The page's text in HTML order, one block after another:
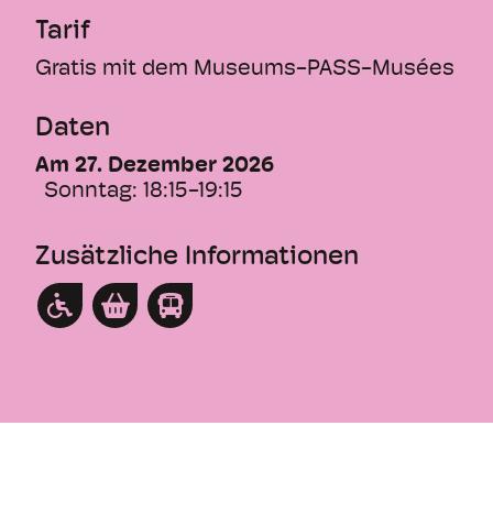
Leitung: Josué Meléndez
Weltweit einmalige Konzertreihe, die Musik
und Renaissancekultur in den Mittelpunkt
stellt. «Eine Renaissance der
Musiker:innen aus Basel erfahrbar gemacht
Deutsch, Englisch, Französisch | Kollekte
Tarif
Gratis mit dem Museums-PASS-Musées
Daten
Am 27. Dezember 2026
Sonntag: 18:15-19:15
Zusätzliche Informationen